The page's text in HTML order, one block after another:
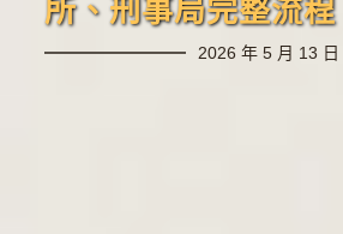
所、刑事局完整流程
2026 年 5 月 13 日